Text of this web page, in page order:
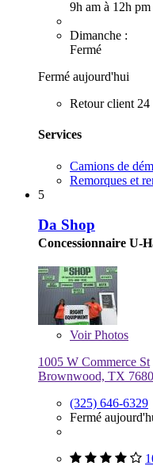
9h am à 12h pm
Dimanche :
Fermé
Fermé aujourd'hui
Retour client 24
Services
Camions de
Remorques et
5
Da Shop
Concessionnaire U-
VoirPhotos
1005 W Commerce St
Brownwood, TX
(325) 646-6329
Fermé